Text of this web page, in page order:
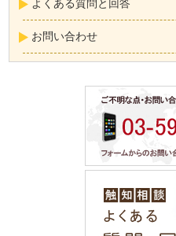
よくある質問と回答
お問い合わせ